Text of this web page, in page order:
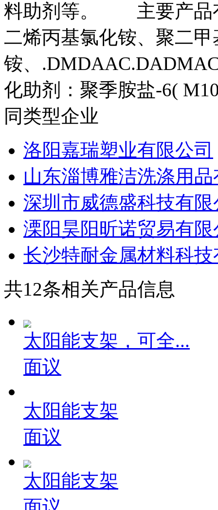
料助剂等。 主要产品
二烯丙基氯化铵、聚二
铵、
化助剂：聚季胺盐-6(
同类型企业
洛阳嘉瑞塑业有限公司
山东淄博雅洁洗涤用
深圳市威德盛科技有限
溧阳昊阳昕诺贸易有限
长沙特耐金属材料科
共12条相关产品信息
太阳能支架，可全...
面议
太阳能支架
面议
太阳能支架